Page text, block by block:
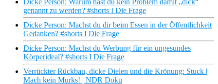
Dicke Person: Warum hast du kein Problem damit „dick“
genannt zu werden? #shorts I Die Frage
Dicke Person: Machst du dir beim Essen in der Öffentlichkeit
Gedanken? #shorts I Die Frage
Dicke Person: Machst du Werbung für ein ungesundes
Körperideal? #shorts I Die Frage
Verrückter Rückbau, dicke Dielen und die Krönung: Stuck |
Mach kein Murks! | NDR Doku